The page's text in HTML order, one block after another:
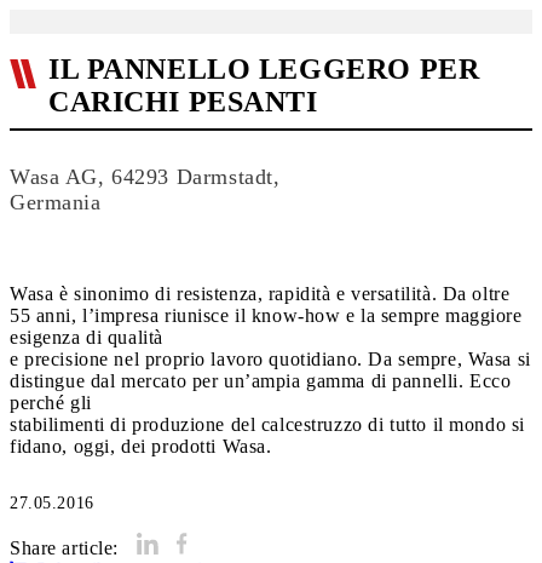
IL PANNELLO LEGGERO PER
CARICHI PESANTI
Wasa AG, 64293 Darmstadt,
Germania
Wasa è sinonimo di resistenza, rapidità e versatilità. Da oltre
55 anni, l’impresa riunisce il know-how e la sempre maggiore
esigenza di qualità
e precisione nel proprio lavoro quotidiano. Da sempre, Wasa si
distingue dal mercato per un’ampia gamma di pannelli. Ecco
perché gli
stabilimenti di produzione del calcestruzzo di tutto il mondo si
fidano, oggi, dei prodotti Wasa.
27.05.2016
Share article: